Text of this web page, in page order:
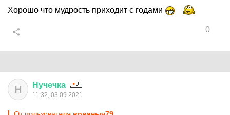
Хорошо что мудрость приходит с годами
0
Н Нучечка
11:32, 03.09.2021